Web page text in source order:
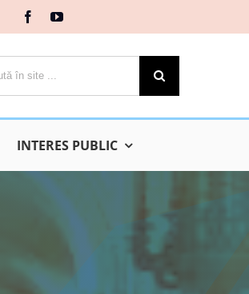
INTERES PUBLIC